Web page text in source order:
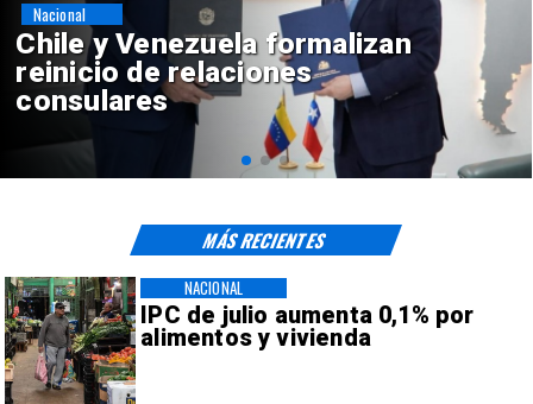
Feriantes rechazan dichos de
Camila Flores sobre Fabiola
Campillai
Nacional
IPC de julio aumenta 0,1% por
alimentos y vivienda
NACIONAL
MÁS RECIENTES